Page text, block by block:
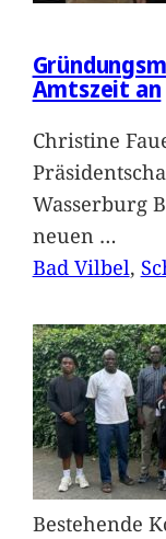
Amtszeit an
Christine
Wasserburg
neuen …
Bad Vilbel,
Bestehende